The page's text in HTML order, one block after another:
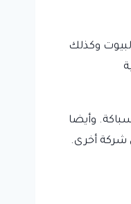
وكذلك
وأيضا
شركة أخرى.